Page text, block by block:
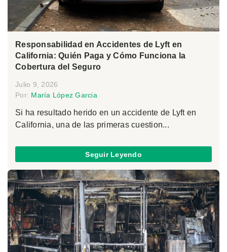
Responsabilidad en Accidentes de Lyft en
California: Quién Paga y Cómo Funciona la
Cobertura del Seguro
Julio 9, 2026
Por: María López Garcia
Si ha resultado herido en un accidente de Lyft en
California, una de las primeras cuestion...
Seguir Leyendo